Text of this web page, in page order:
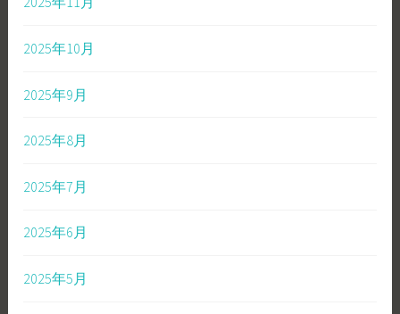
2025年10月
2025年9月
2025年8月
2025年7月
2025年6月
2025年5月